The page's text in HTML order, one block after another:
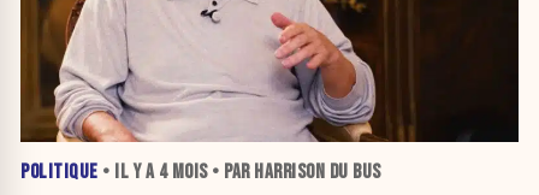
POLITIQUE • IL Y A 4 MOIS• PAR HARRISON DU BUS